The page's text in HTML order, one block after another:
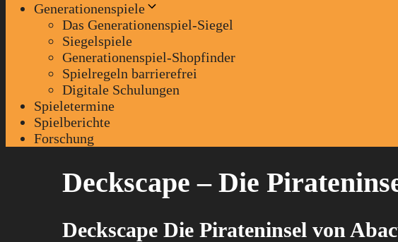
Generationenspiele
Das Generationenspiel-Siegel
Siegelspiele
Generationenspiel-Shopfinder
Spielregeln barrierefrei
Digitale Schulungen
Spieletermine
Spielberichte
Forschung
Deckscape – Die
Deckscape Die Pirateninsel von